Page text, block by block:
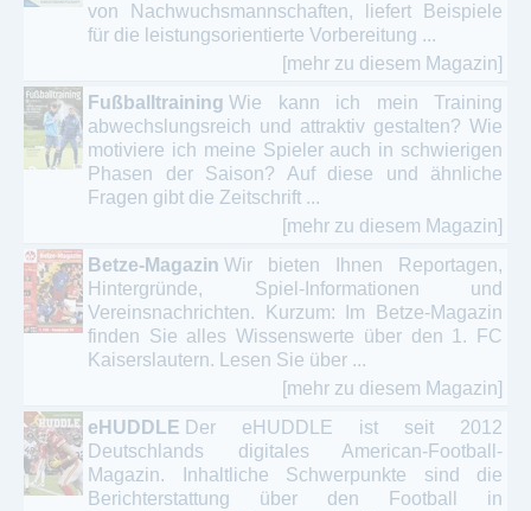
von Nachwuchsmannschaften, liefert Beispiele
für die leistungsorientierte Vorbereitung ...
[mehr zu diesem Magazin]
Fußballtraining Wie kann ich mein Training
abwechslungsreich und attraktiv gestalten? Wie
motiviere ich meine Spieler auch in schwierigen
Phasen der Saison? Auf diese und ähnliche
Fragen gibt die Zeitschrift ...
[mehr zu diesem Magazin]
Betze-Magazin Wir bieten Ihnen Reportagen,
Hintergründe, Spiel-Informationen und
Vereinsnachrichten. Kurzum: Im Betze-Magazin
finden Sie alles Wissenswerte über den 1. FC
Kaiserslautern. Lesen Sie über ...
[mehr zu diesem Magazin]
eHUDDLE Der eHUDDLE ist seit 2012
Deutschlands digitales American-Football-
Magazin. Inhaltliche Schwerpunkte sind die
Berichterstattung über den Football in